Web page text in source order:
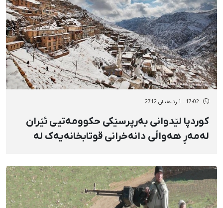
17:02 - 1 رێبەندان 2712
کوردپا لێدوانی بەرپرسێکی حکوومەتیی ئێران
لەمەڕ هەواڵی دانەخرانی قوتابخانەیەک لە